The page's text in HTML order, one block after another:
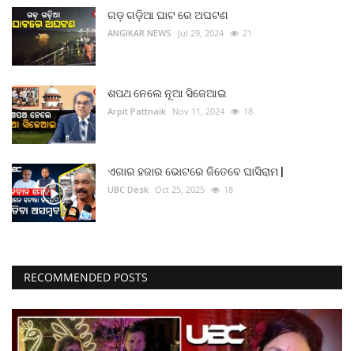
ମନୋରଂଜନ
ଖେଳ ଖବର
ରାଜ୍ୟ
ଅଭୁଲା କଥା
ଗଡ଼ ଗଡ଼ିଆ ଘାଟ ରେ ଅଘଟଣ
ANGIKAR NEWS Jul 29, 2024 21
ଶପଥ ନେଲେ ନୂଆ ସିଜେଆଇ
Arpit Pattnaik Nov 11, 2024 18
ଏଗାର ହଜାର ଭୋଟରେ ଜିତେବେ ଘାସିରାମ |
UBC Desk Oct 25, 2025 18
RECOMMENDED POSTS